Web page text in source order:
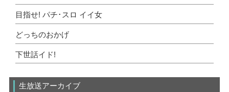
目指せ! パチ･スロ イイ女
どっちのおかげ
下世話イド!
生放送アーカイブ